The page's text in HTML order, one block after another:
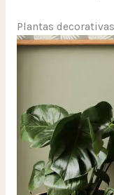
Plantas decorativas